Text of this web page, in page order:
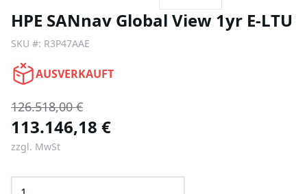
HPE SANnav Global View 1yr E-LTU
SKU #: R3P47AAE
AUSVERKAUFT
126.518,00 €
113.146,18 €
zzgl. MwSt